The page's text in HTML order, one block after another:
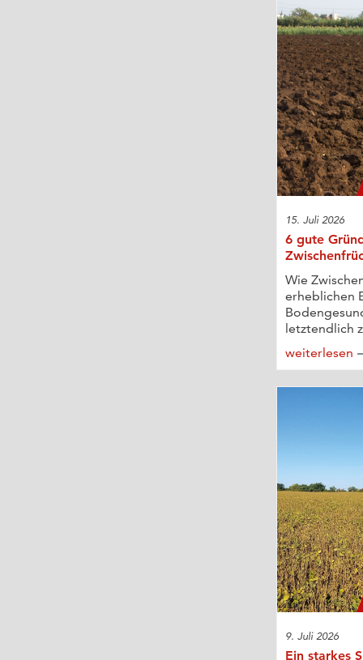
15. Juli 2026
6 gute
Wie
erheblichen
letztendlich
weiterlesen
9. Juli 2026
Ein starkes